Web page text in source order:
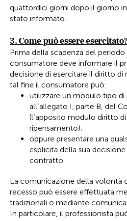
quattordici giorni dopo il giorno
stato informato.
3. Come può essere
Prima della scadenza del
consumatore deve informare il
decisione di esercitare il diritto
tal fine il consumatore può:
utilizzare un modulo tipo di
all’allegato I, parte B, del
(l’apposito modulo diritto
ripensamento);
oppure presentare una
esplicita della sua
contratto.
La comunicazione della volontà
recesso può essere effettuata
tradizionali o mediante
In particolare, il professionista